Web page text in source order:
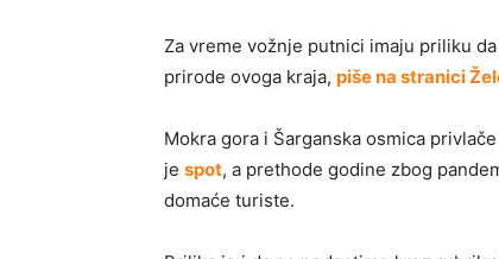
Za vreme vožnje putnici imaju priliku
prirode ovoga kraja, piše na stranici
Mokra gora i Šarganska osmica
je spot, a prethode godine zbog
domaće turiste.